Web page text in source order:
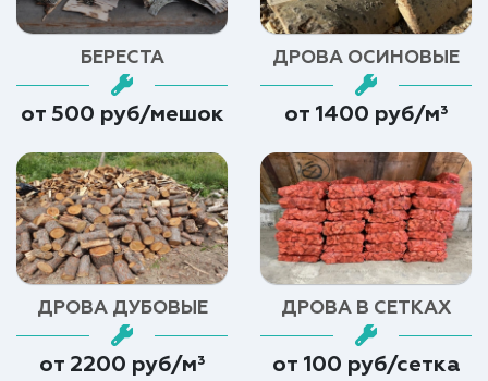
БЕРЕСТА
от 500 руб/мешок
ДРОВА ОСИНОВЫЕ
от 1400 руб/м³
ДРОВА ДУБОВЫЕ
от 2200 руб/м³
ДРОВА В СЕТКАХ
от 100 руб/сетка